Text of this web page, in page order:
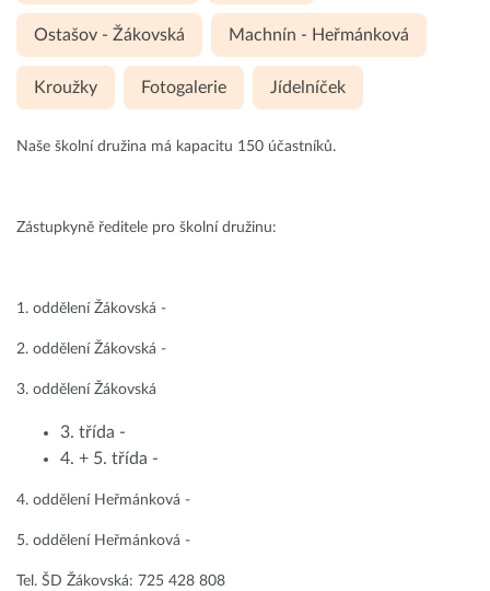
Ostašov - Žákovská Machnín - Heřmánková
Kroužky Fotogalerie Jídelníček
Naše školní družina má kapacitu 150 účastníků.
Zástupkyně ředitele pro školní družinu:
1. oddělení Žákovská -
2. oddělení Žákovská -
3. oddělení Žákovská
3. třída -
4. + 5. třída -
4. oddělení Heřmánková -
5. oddělení Heřmánková -
Tel. ŠD Žákovská: 725 428 808